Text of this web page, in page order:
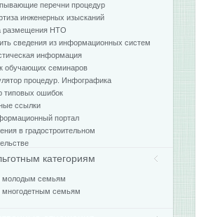
перечни процедур
инженерных изысканий
размещения НТО
сведения из информационных систем
информация
обучающих семинаров
процедур. Инфографика
типовых ошибок
ссылки
портал
в градостроительном
категориям
молодым семьям
семьям